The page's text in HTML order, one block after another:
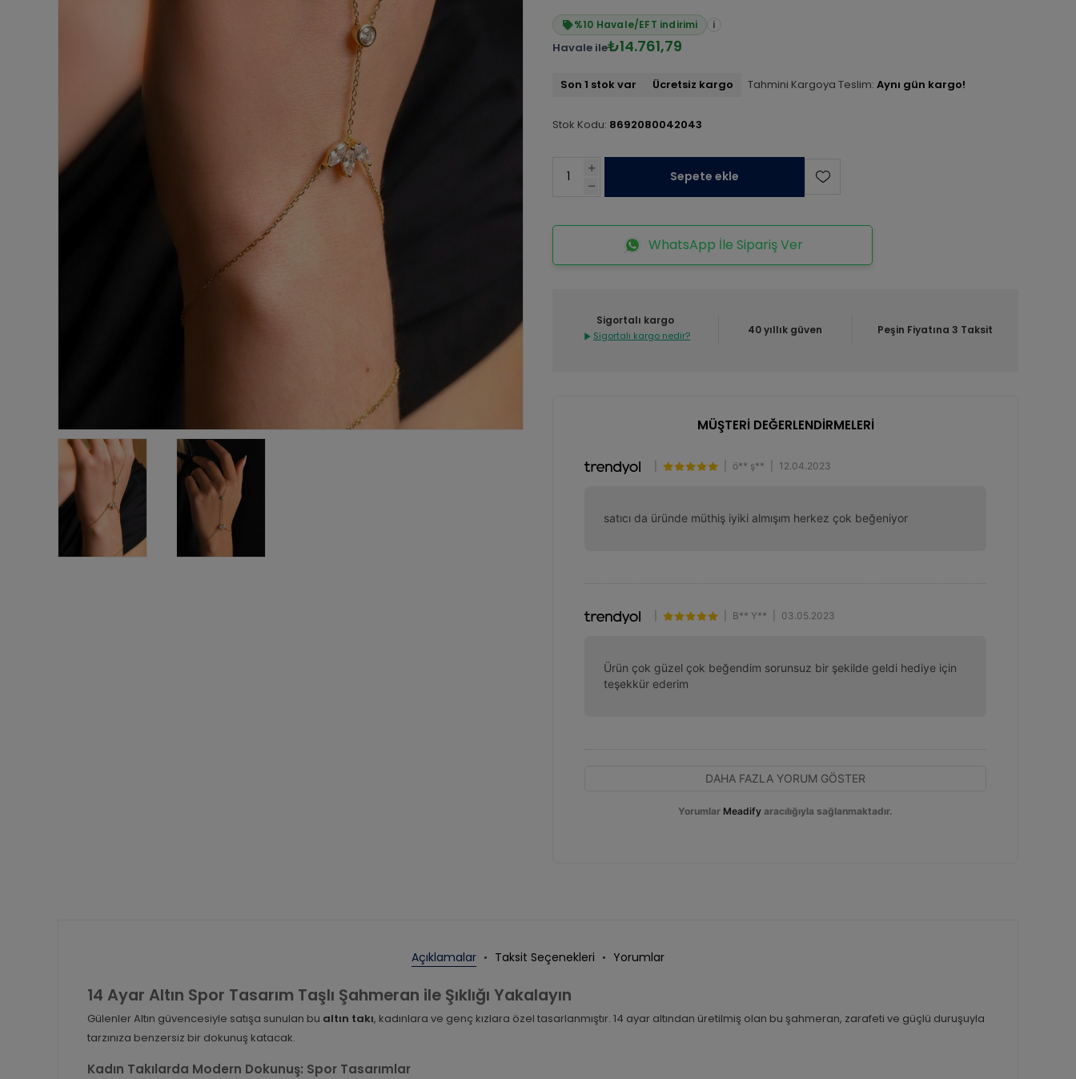
%10 Havale/EFT indirimi i
Havale ile₺14.761,79
Son 1 stok var Ücretsiz kargo Tahmini Kargoya Teslim: Aynı gün kargo!
Stok Kodu: 8692080042043
Sepete ekle
WhatsApp İle Sipariş Ver
Sigortalı kargo
Sigortalı kargo nedir? 40 yıllık güven Peşin Fiyatına 3 Taksit
MÜŞTERİ DEĞERLENDİRMELERİ
ö** ş** 12.04.2023
satıcı da üründe müthiş iyiki almışım herkez çok beğeniyor
B** Y** 03.05.2023
Ürün çok güzel çok beğendim sorunsuz bir şekilde geldi hediye için
teşekkür ederim
DAHA FAZLA YORUM GÖSTER
Yorumlar Meadify aracılığıyla sağlanmaktadır.
Açıklamalar Taksit Seçenekleri Yorumlar
14 Ayar Altın Spor Tasarım Taşlı Şahmeran ile Şıklığı Yakalayın
Gülenler Altın güvencesiyle satışa sunulan bu altın takı, kadınlara ve genç kızlara özel tasarlanmıştır. 14 ayar altından üretilmiş olan bu şahmeran, zarafeti ve güçlü duruşuyla
tarzınıza benzersiz bir dokunuş katacak.
Kadın Takılarda Modern Dokunuş: Spor Tasarımlar